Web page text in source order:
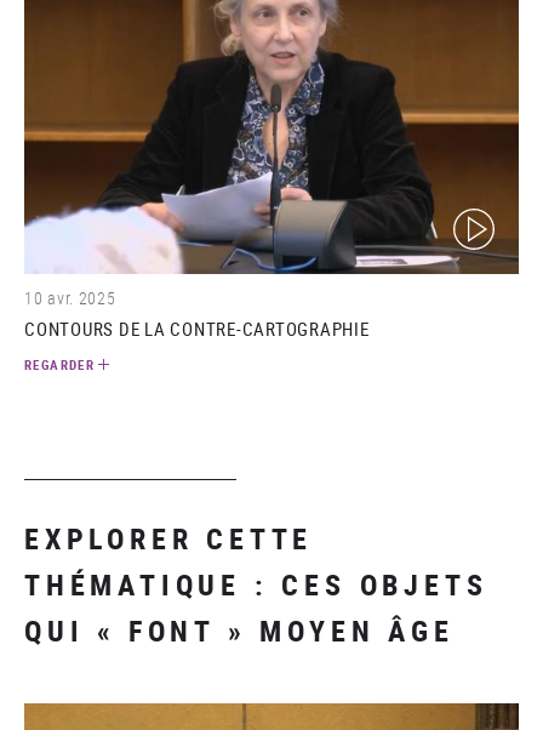
(video)
10 avr. 2025
CONTOURS DE LA CONTRE-CARTOGRAPHIE
REGARDER
EXPLORER CETTE
THÉMATIQUE : CES OBJETS
QUI « FONT » MOYEN ÂGE